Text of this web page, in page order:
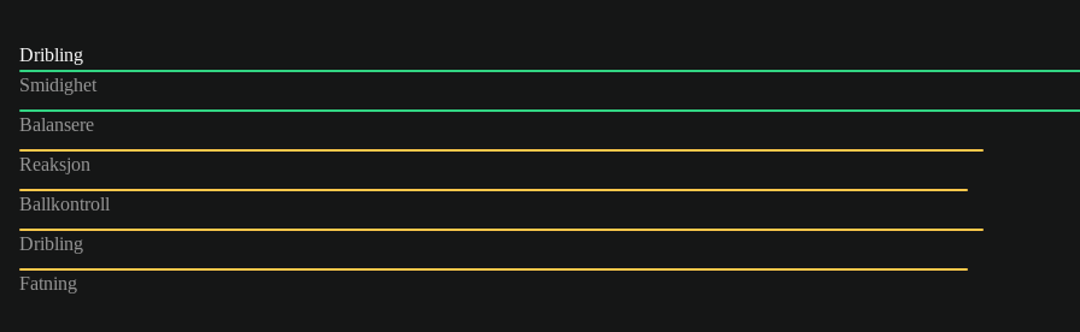
Dribling
Smidighet
Balansere
Reaksjon
Ballkontroll
Dribling
Fatning